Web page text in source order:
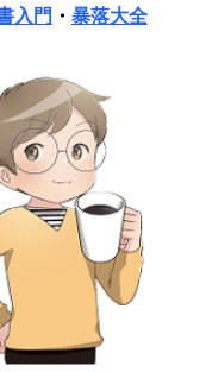
入門 ・ 暴落大全